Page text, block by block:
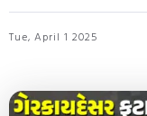
Tue, April 1 2025